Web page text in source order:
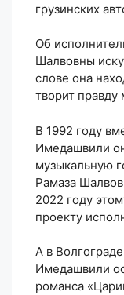
грузинских
Об
Шалвовны
слове она
творит правду
В 1992 году
Имедашвили
музыкальную
Рамаза
2022 году
проекту
А в
Имедашвили
романса